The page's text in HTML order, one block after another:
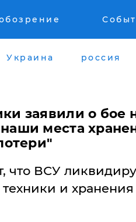
Украина россия
заявили о бое
места
ВСУ
и